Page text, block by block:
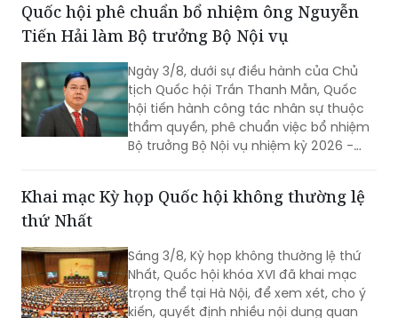
toàn quốc.
Quốc hội phê chuẩn bổ nhiệm ông Nguyễn
Tiến Hải làm Bộ trưởng Bộ Nội vụ
Ngày 3/8, dưới sự điều hành của Chủ
tịch Quốc hội Trần Thanh Mẫn, Quốc
hội tiến hành công tác nhân sự thuộc
thẩm quyền, phê chuẩn việc bổ nhiệm
Bộ trưởng Bộ Nội vụ nhiệm kỳ 2026 -
quyền Bộ trưởng Bộ Nội vụ.
Khai mạc Kỳ họp Quốc hội không thường lệ
thứ Nhất
Sáng 3/8, Kỳ họp không thường lệ thứ
Nhất, Quốc hội khóa XVI đã khai mạc
trọng thể tại Hà Nội, để xem xét, cho ý
kiến, quyết định nhiều nội dung quan